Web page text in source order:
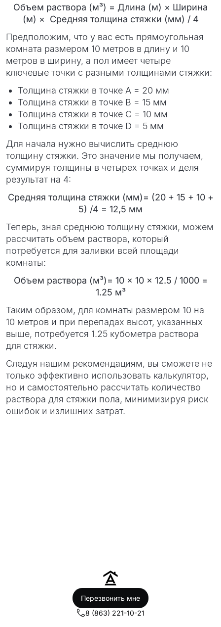
Объем раствора (м³) = Длина (м) × Ширина
(м) × Средняя толщина стяжки (мм) / 4
Предположим, что у вас есть прямоугольная
комната размером 10 метров в длину и 10
метров в ширину, а пол имеет четыре
ключевые точки с разными толщинами стяжки:
Толщина стяжки в точке A = 20 мм
Толщина стяжки в точке B = 15 мм
Толщина стяжки в точке C = 10 мм
Толщина стяжки в точке D = 5 мм
Для начала нужно вычислить среднюю
толщину стяжки. Это значение мы получаем,
суммируя толщины в четырех точках и деля
результат на 4:
Средняя толщина стяжки (мм)= (20 + 15 + 10 +
5) /4​ = 12,5 мм
Теперь, зная среднюю толщину стяжки, можем
рассчитать объем раствора, который
потребуется для заливки всей площади
комнаты:
Объем раствора (м³)= 10 × 10 × 12.5 / 1000 =
1.25 м³
Таким образом, для комнаты размером 10 на
10 метров и при перепадах высот, указанных
выше, потребуется 1.25 кубометра раствора
для стяжки.
Следуя нашим рекомендациям, вы сможете не
только эффективно использовать калькулятор,
но и самостоятельно рассчитать количество
раствора для стяжки пола, минимизируя риск
ошибок и излишних затрат.
Перезвонить мне
8 (863) 221-10-21